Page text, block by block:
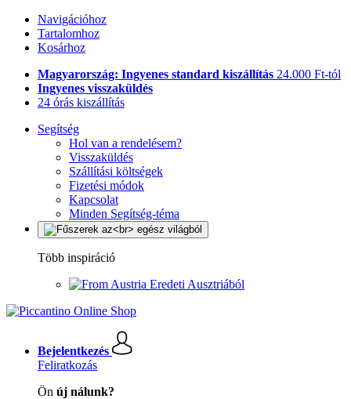
Navigációhoz
Tartalomhoz
Kosárhoz
Magyarország: Ingyenes standard kiszállítás 24.000 Ft-tól
Ingyenes visszaküldés
24 órás kiszállítás
Segítség
Hol van a rendelésem?
Visszaküldés
Szállítási költségek
Fizetési módok
Kapcsolat
Minden Segítség-téma
Több inspiráció
Eredeti Ausztriából
Bejelentkezés
Feliratkozás
Ön új nálunk?